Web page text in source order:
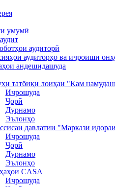
умумӣ
аудиторӣ
аудиторҳо ва иҷроиши
андешидашуда
татбиқи лоиҳаи "Кам
Иҷрошуда
Ҷорӣ
Дурнамо
Эълонҳо
давлатии "Маркази
Иҷрошуда
Ҷорӣ
Дурнамо
Эълонҳо
CASA
Иҷрошуда